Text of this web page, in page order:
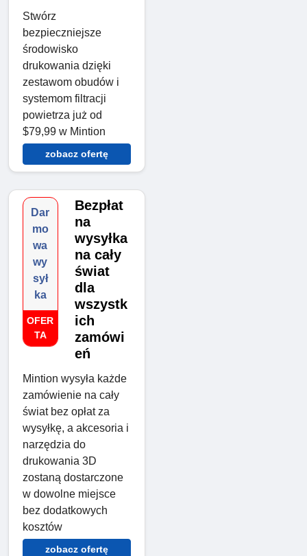
Stwórz
bezpieczniejsze
środowisko
drukowania dzięki
zestawom obudów i
systemom filtracji
powietrza już od
$79,99 w Mintion
zobacz ofertę
Dar
mo
wa
wy
sył
ka
OFER
TA
Bezpłat
na
wysyłka
na cały
świat
dla
wszystk
ich
zamówi
eń
Mintion wysyła każde
zamówienie na cały
świat bez opłat za
wysyłkę, a akcesoria i
narzędzia do
drukowania 3D
zostaną dostarczone
w dowolne miejsce
bez dodatkowych
kosztów
zobacz ofertę